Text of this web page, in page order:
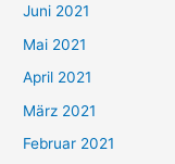
c
h
:
Juni 2021
Mai 2021
April 2021
März 2021
Februar 2021